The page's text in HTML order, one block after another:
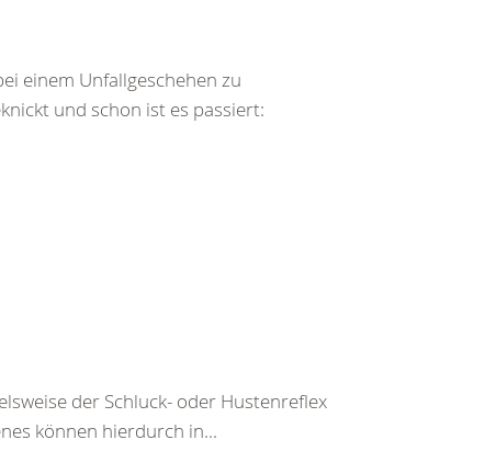
einem Unfallgeschehen zu
und schon ist es passiert:
der Schluck- oder Hustenreflex
können hierdurch in...